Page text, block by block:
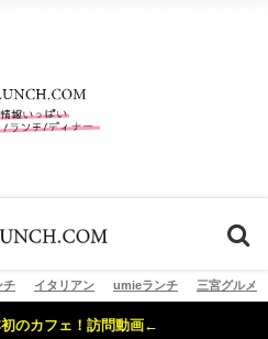
チ イタリアン umieランチ 三宮グルメ
のカフェ！訪問動画←